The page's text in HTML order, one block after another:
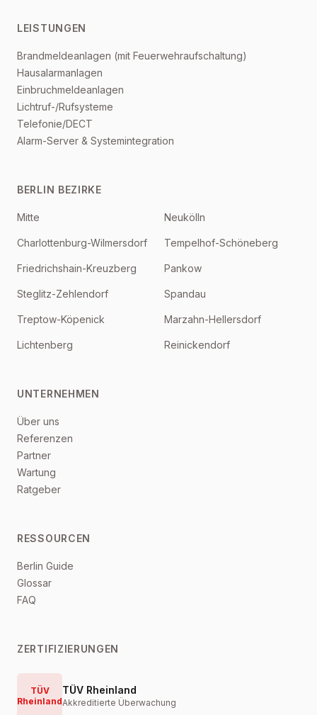
LEISTUNGEN
Brandmeldeanlagen (mit Feuerwehraufschaltung)
Hausalarmanlagen
Einbruchmeldeanlagen
Lichtruf-/Rufsysteme
Telefonie/DECT
Alarm-Server & Systemintegration
BERLIN BEZIRKE
Mitte Neukölln
Charlottenburg-Wilmersdorf Tempelhof-Schöneberg
Friedrichshain-Kreuzberg Pankow
Steglitz-Zehlendorf Spandau
Treptow-Köpenick Marzahn-Hellersdorf
Lichtenberg Reinickendorf
UNTERNEHMEN
Über uns
Referenzen
Partner
Wartung
Ratgeber
RESSOURCEN
Berlin Guide
Glossar
FAQ
ZERTIFIZIERUNGEN
TÜV
Rheinland
TÜV Rheinland
Akkreditierte Überwachung